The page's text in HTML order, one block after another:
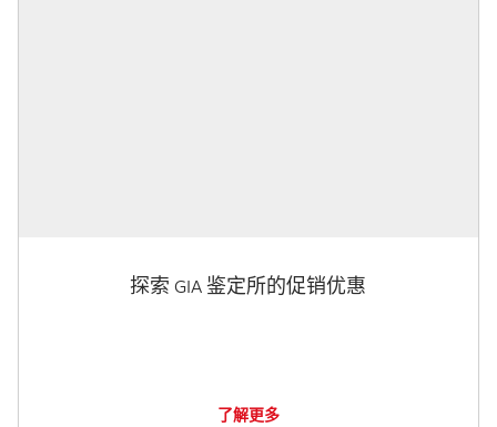
探索 GIA 鉴定所的促销优惠
了解更多